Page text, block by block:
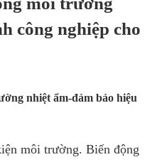
công nghiệp cho
nhiệt ẩm-đảm bảo hiệu
môi trường. Biến động